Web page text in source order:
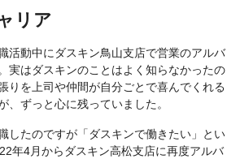
リア
活動中にダスキン鳥山支店で営業のアルバ
実はダスキンのことはよく知らなかったの
りを上司や仲間が自分ごとで喜んでくれる
、ずっと心に残っていました。
したのですが「ダスキンで働きたい」とい
年4月からダスキン高松支店に再度アルバ